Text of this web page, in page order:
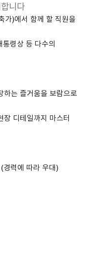
니다
가)에서 함께 할 직원을
령상 등 다수의
하는 즐거움을 보람으로
장 디테일까지 마스터
경력에 따라 우대)